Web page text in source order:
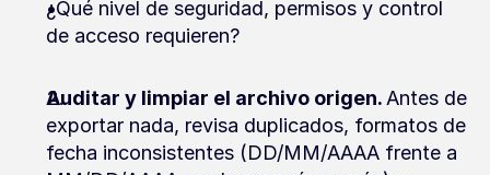
¿Qué nivel de seguridad, permisos y control
de acceso requieren?
Auditar y limpiar el archivo origen. Antes de
exportar nada, revisa duplicados, formatos de
fecha inconsistentes (DD/MM/AAAA frente a